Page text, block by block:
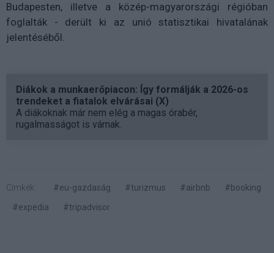
Budapesten, illetve a közép-magyarországi régióban
foglalták - derült ki az unió statisztikai hivatalának
jelentéséből.
Diákok a munkaerőpiacon: Így formálják a 2026-os
trendeket a fiatalok elvárásai (X)
A diákoknak már nem elég a magas órabér,
rugalmasságot is várnak.
Címkék: #eu-gazdaság #turizmus #airbnb
#booking
#expedia
#tripadvisor